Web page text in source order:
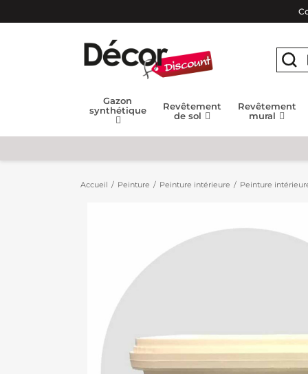
Gazon
synthétique
Revêtement
de sol
Revêtement
mural
Accueil Peinture Peinture intérieure Peinture